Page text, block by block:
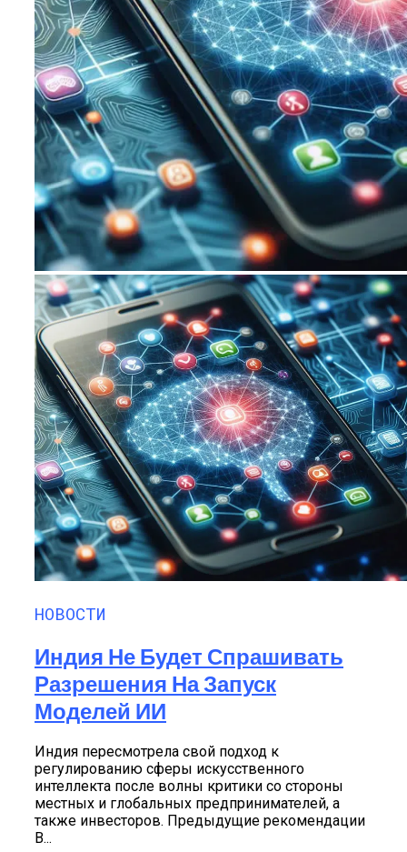
НОВОСТИ
Индия Не Будет Спрашивать
Разрешения На Запуск
Моделей ИИ
Индия пересмотрела свой подход к
регулированию сферы искусственного
интеллекта после волны критики со стороны
местных и глобальных предпринимателей, а
также инвесторов. Предыдущие рекомендации
В...